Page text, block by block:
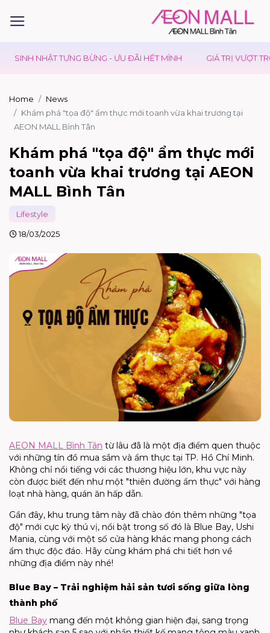
BỪNG - ƯU ĐÃI HẾT MÌNH GIÁ TRỊ VƯỢT TRỘI KIDS
Home
News
Khám phá "tọa độ" ẩm thực mới toanh vừa khai trương tại
AEON MALL Bình Tân
Khám phá "tọa độ" ẩm thực mới
toanh vừa khai trương tại AEON
MALL Bình Tân
Lifestyle
18/03/2025
AEON MALL Bình Tân từ lâu đã là một địa điểm quen thuộc
với những tín đồ mua sắm và ẩm thực tại TP. Hồ Chí Minh.
Không chỉ nổi tiếng với các thương hiệu lớn, khu vực này
còn được biết đến như một "thiên đường ẩm thực" với hàng
loạt nhà hàng, quán ăn hấp dẫn.
Gần đây, khu trung tâm này đã chào đón thêm những "tọa
độ" mới cực kỳ thú vị, nổi bật trong số đó là Blue Bay, Ushi
Mania, cùng với một số cửa hàng khác mang phong cách
ẩm thực độc đáo. Hãy cùng khám phá chi tiết hơn về
những địa điểm này nhé!
Blue Bay – Trải nghiệm hải sản tươi sống giữa lòng
thành phố
Blue Bay mang đến một không gian hiện đại, sang trọng